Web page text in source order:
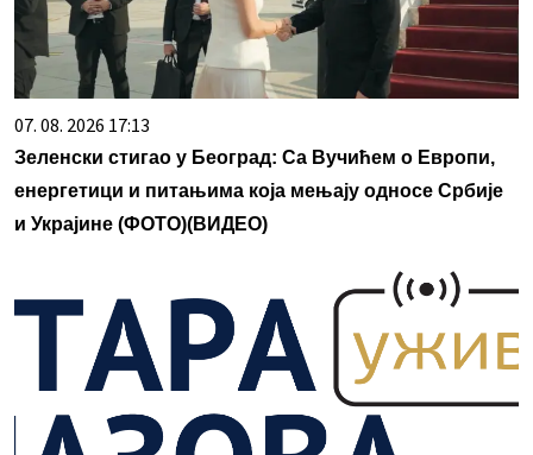
07. 08. 2026 17:13
Зеленски стигао у Београд: Са Вучићем о Европи,
енергетици и питањима која мењају односе Србије
и Украјине (ФОТО)(ВИДЕО)